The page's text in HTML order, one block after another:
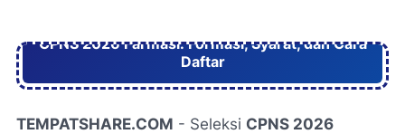
CPNS 2026 Farmasi: Formasi, Syarat, dan Cara
Daftar
TEMPATSHARE.COM - Seleksi CPNS 2026